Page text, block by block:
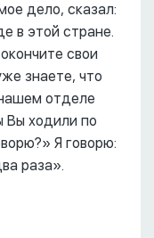
дело, сказал:
в этой стране.
свои
знаете, что
отделе
Вы ходили по
Я говорю:
раза».